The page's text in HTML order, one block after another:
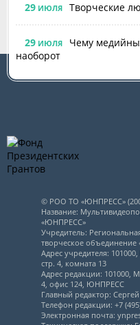
29 ИЮЛЯ Творческие
29 ИЮЛЯ
Чему
наоборот
© РОО ТО «ЮНПРЕСС»
Название:
«ЮНПРЕСС»
Учредитель:
творческое
Адрес учредителя:
стр. 4, комната 13
Адрес редакции: 101000,
4, офис 124, ЮНПРЕСС
Главный редактор:
Телефон редакции: +7
Электронная почта: